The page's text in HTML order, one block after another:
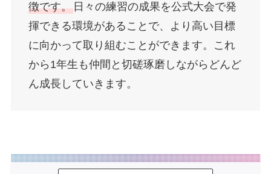
徴です。日々の練習の成果を公式大会で発
揮できる環境があることで、より高い目標
に向かって取り組むことができます。これ
から1年生も仲間と切磋琢磨しながらどんど
ん成長していきます。